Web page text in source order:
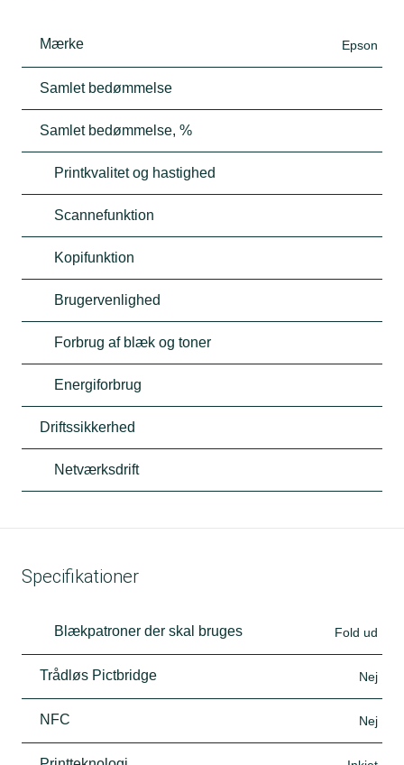
Mærke Epson
Samlet bedømmelse
Samlet bedømmelse, %
Printkvalitet og hastighed
Scannefunktion
Kopifunktion
Brugervenlighed
Forbrug af blæk og toner
Energiforbrug
Driftssikkerhed
Netværksdrift
Specifikationer
Blækpatroner der skal bruges Fold ud
Trådløs Pictbridge Nej
NFC Nej